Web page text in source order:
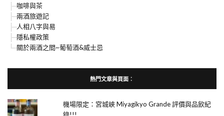
咖啡與茶
兩酒旅遊記
人相八字與易
隱私權政策
關於兩酒之間~葡萄酒&威士忌
熱門文章與頁面︰
機場限定：宮城峽 Miyagikyo Grande 評價與品飲紀